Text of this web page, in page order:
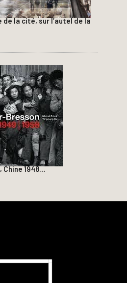
de la cité, sur l’autel de la
1948…